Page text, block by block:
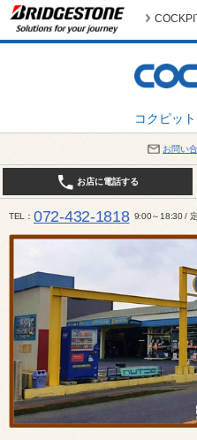
コクピッ
お問い
お店に電話する
TEL 072-432-1818 9:00～18:30 /